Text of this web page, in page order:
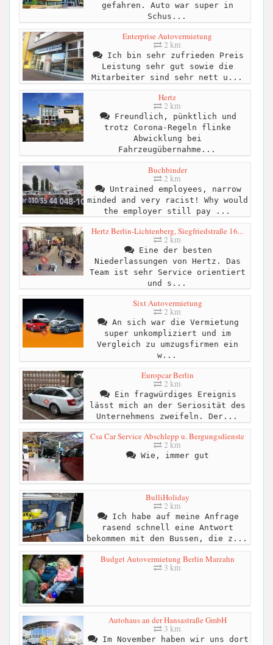
gefahren. Auto war super in
Schus...
Enterprise Autovermietung
2 km
Ich bin sehr zufrieden Preis
Leistung sehr gut sowie die
Mitarbeiter sind sehr nett u...
Hertz
2 km
Freundlich, pünktlich und
trotz Corona-Regeln flinke
Abwicklung bei
Fahrzeugübernahme...
Buchbinder
2 km
Untrained employees, narrow
minded and very racist! Why would
the employer still pay ...
Hertz Berlin-Lichtenberg, Siegfriedstraße 16...
2 km
Eine der besten
Niederlassungen von Hertz. Das
Team ist sehr Service orientiert
und s...
Sixt Autovermietung
2 km
An sich war die Vermietung
super unkompliziert und im
Vergleich zu umzugsfirmen ein
w...
Europcar Berlin
2 km
Ein fragwürdiges Ereignis
lässt mich an der Seriosität des
Unternehmens zweifeln. Der...
Csa Car Service Abschlepp u. Bergungsdienste
2 km
Wie, immer gut
BulliHoliday
2 km
Ich habe auf meine Anfrage
rasend schnell eine Antwort
bekommen mit den Bussen, die z...
Budget Autovermietung Berlin Marzahn
3 km
Autohaus an der Hansastraße GmbH
3 km
Im November haben wir uns dort